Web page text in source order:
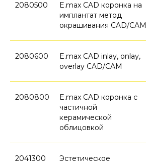
2080500
E.max CAD коронка на
имплантат метод
окрашивания CAD/CAM
2080600
E.max CAD inlay, onlay,
overlay CAD/CAM
2080800
E.max CAD коронка с
частичной
керамической
облицовкой
2041300
Эстетическое